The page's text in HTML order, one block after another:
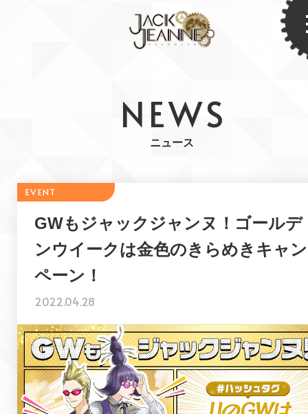
NEWS
ニュース
GWもジャックジャンヌ！ゴールデ
ンウイークは金色のきらめきキャン
ペーン！
2022.04.28